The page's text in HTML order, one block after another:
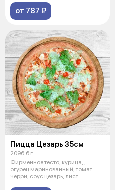
от 787 ₽
Пицца Цезарь 35см
2096.6 г
Фирменное тесто, курица, ,
огурец маринованный, томат
черри, соус цезарь, лист